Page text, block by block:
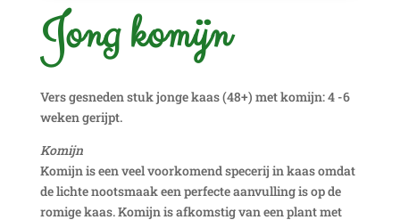
Jong komijn
Vers gesneden stuk jonge kaas (48+) met komijn: 4 -6
weken gerijpt.
Komijn
Komijn is een veel voorkomend specerij in kaas omdat
de lichte nootsmaak een perfecte aanvulling is op de
romige kaas. Komijn is afkomstig van een plant met